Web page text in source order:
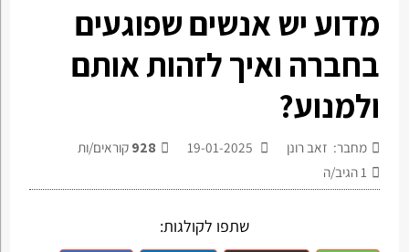
מדוע יש אנשים שפוגעים
בחברה ואיך לזהות אותם
ולמנוע?
מחבר: זאב רונן 928 קוראים/ות
1 הגיב/ה
שתפו לקולגות: